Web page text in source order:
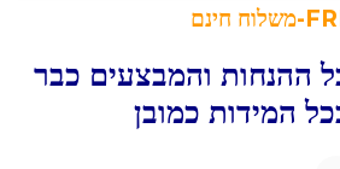
ההנחות והמבצעים כבר
המידות כמובן